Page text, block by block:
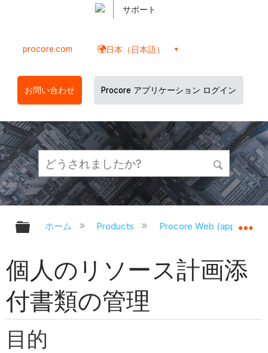
サポート
procore.com 日本（日本語）
お問い合わせ Procore アプリケーション ログイン
グローバル階層を展開/折りたたむ
ホーム Products Procore Web
個人のリソース計画添
付書類の管理
目的